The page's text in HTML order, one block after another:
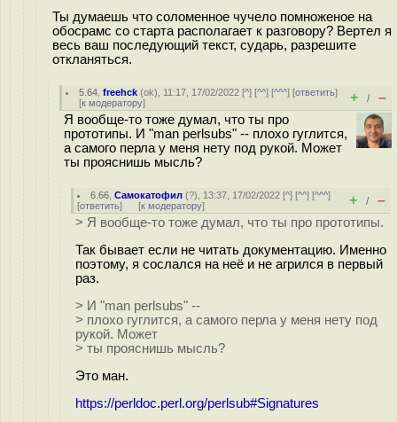
Ты думаешь что соломенное чучело помноженое на
обосрамс со старта располагает к разговору? Вертел я
весь ваш последующий текст, сударь, разрешите
откланяться.
5.64 ,freehck (ok), 11:17, 17/02/2022 [^] [^^] [^^^] [ответить]
[к модератору] + / –
Я вообще-то тоже думал, что ты про
прототипы. И "man perlsubs" -- плохо гуглится,
а самого перла у меня нету под рукой. Может
ты прояснишь мысль?
6.66 ,Самокатофил (?), 13:37, 17/02/2022 [^] [^^] [^^^]
[ответить] [к модератору] + / –
> Я вообще-то тоже думал, что ты про прототипы.
Так бывает если не читать документацию. Именно
поэтому, я сослался на неё и не агрился в первый
раз.
> И "man perlsubs" --
> плохо гуглится, а самого перла у меня нету под
рукой. Может
> ты прояснишь мысль?
Это ман.
https://perldoc.perl.org/perlsub#Signatures